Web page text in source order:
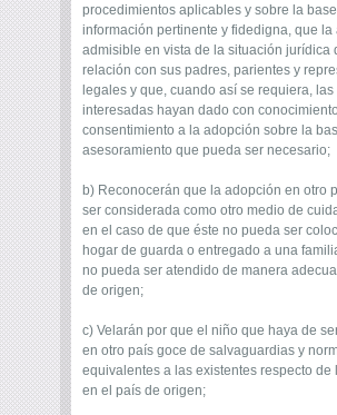
procedimientos aplicables y sobre la
información pertinente y fidedigna, que la
admisible en vista de la situación jurídica
relación con sus padres, parientes y
legales y que, cuando así se requiera,
interesadas hayan dado con
consentimiento a la adopción sobre la
asesoramiento que pueda ser necesario;
b) Reconocerán que la adopción en otro
ser considerada como otro medio de
en el caso de que éste no pueda ser
hogar de guarda o entregado a una
no pueda ser atendido de manera
de origen;
c) Velarán por que el niño que haya de
en otro país goce de salvaguardias y
equivalentes a las existentes respecto de
en el país de origen;